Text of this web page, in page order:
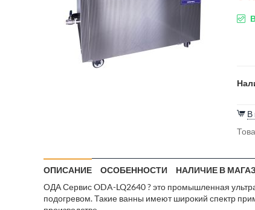
В
ОПИСАНИЕ ОСОБЕННОСТИ НАЛИЧИЕ В
ОДА Сервис ODA-LQ2640 ? это промышленная
подогревом. Такие ванны имеют широкий спектр